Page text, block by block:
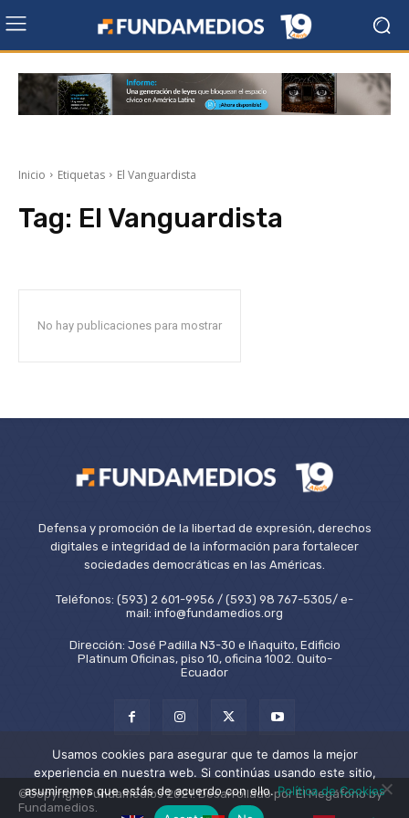
Inicio Etiquetas El Vanguardista
Tag: El Vanguardista
No hay publicaciones para mostrar
Defensa y promoción de la libertad de expresión, derechos
digitales e integridad de la información para fortalecer
sociedades democráticas en las Américas.
Teléfonos: (593) 2 601-9956 / (593) 98 767-5305/ e-
mail: info@fundamedios.org
Dirección: José Padilla N3-30 e Iñaquito, Edificio
Platinum Oficinas, piso 10, oficina 1002. Quito-
Ecuador
©Copyright Fundamedios 2021. Desarrollado por El Megáfono by
Fundamedios.
Usamos cookies para asegurar que te damos la mejor
experiencia en nuestra web. Si continúas usando este sitio,
asumiremos que estás de acuerdo con ello.Política de Cookies